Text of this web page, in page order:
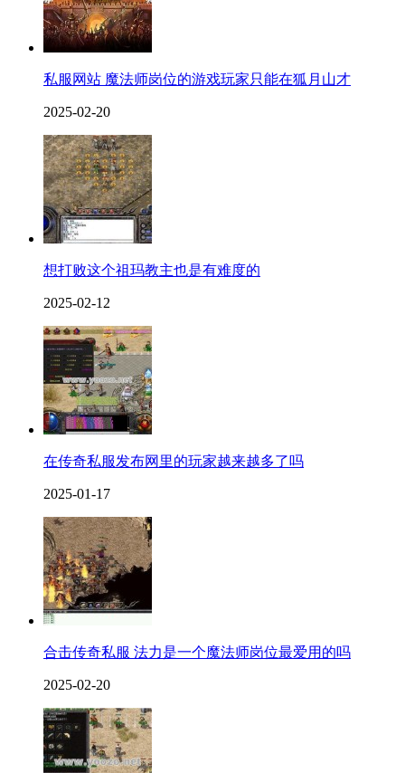
私服网站 魔法师岗位的游戏玩家只能在狐月山才
2025-02-20
想打败这个祖玛教主也是有难度的
2025-02-12
在传奇私服发布网里的玩家越来越多了吗
2025-01-17
合击传奇私服 法力是一个魔法师岗位最爱用的吗
2025-02-20